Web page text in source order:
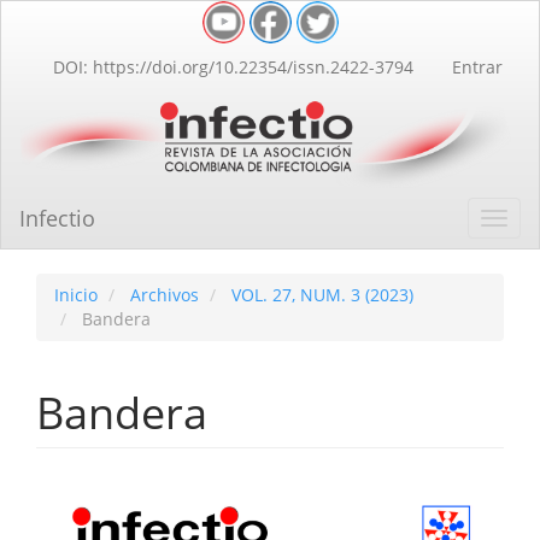
Contenido
principal
lateral
DOI: https://doi.org/10.22354/issn.2422-3794 Entrar
Infectio
Inicio Archivos
VOL. 27, NUM. 3 (2023)
Bandera
Bandera